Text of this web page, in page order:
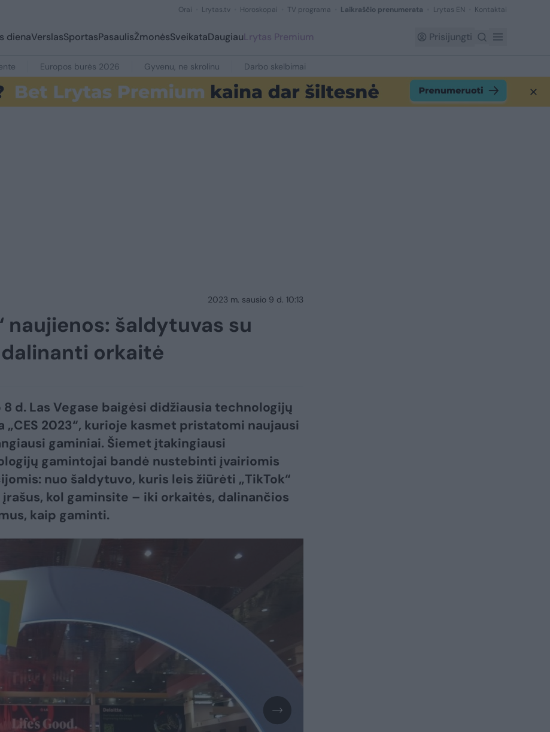
Orai Lrytas.tv Horoskopai TV programa Laikraščio prenumerata Lrytas EN Kontaktai
dienaVerslasSportasPasaulisŽmonėsSveikataDaugiauLrytas Premium Prisijungti
Europos burės 2026 Gyvenu, ne skrolinu Darbo skelbimai
2023 m. sausio 9 d. 10:13
naujienos: šaldytuvas su
orkaitė
8 d. Las Vegase baigėsi didžiausia technologijų
„CES 2023“, kurioje kasmet pristatomi naujausi
gaminiai. Šiemet įtakingiausi
gamintojai bandė nustebinti įvairiomis
nuo šaldytuvo, kuris leis žiūrėti „TikTok“
įrašus, kol gaminsite – iki orkaitės, dalinančios
kaip gaminti.